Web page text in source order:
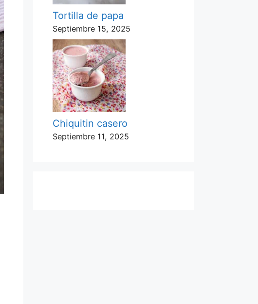
Tortilla de papa
Septiembre 15, 2025
Chiquitin casero
Septiembre 11, 2025